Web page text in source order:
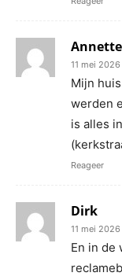
Annette
11 mei
Mijn
werden
is alles
Reageer
Dirk
11 mei
En in de